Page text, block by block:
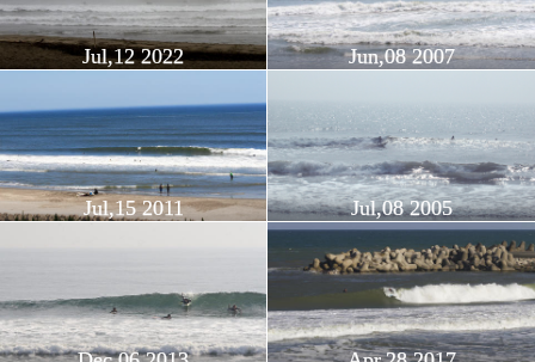
Jul,12 2022 Jun,08 2007
Jul,15 2011 Jul,08 2005